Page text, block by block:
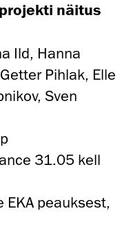
näitus
Ild, Hanna
Pihlak, Elle
Sven
31.05 kell
peauksest,